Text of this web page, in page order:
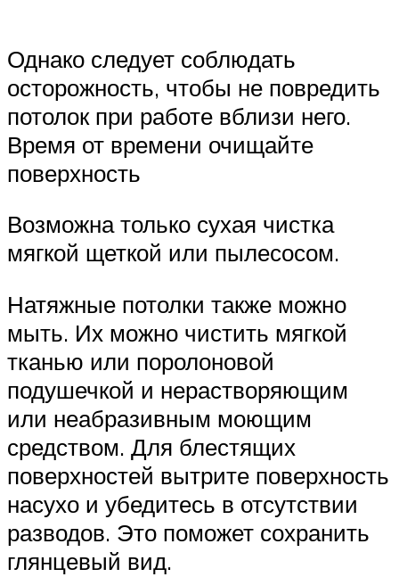
Однако следует соблюдать
осторожность, чтобы не повредить
потолок при работе вблизи него.
Время от времени очищайте
поверхность
Возможна только сухая чистка
мягкой щеткой или пылесосом.
Натяжные потолки также можно
мыть. Их можно чистить мягкой
тканью или поролоновой
подушечкой и нерастворяющим
или неабразивным моющим
средством. Для блестящих
поверхностей вытрите поверхность
насухо и убедитесь в отсутствии
разводов. Это поможет сохранить
глянцевый вид.